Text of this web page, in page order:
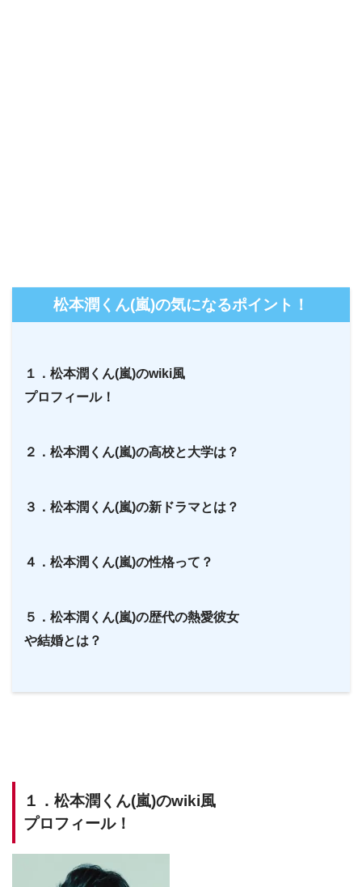
松本潤くん(嵐)の気になるポイント！
１．松本潤くん(嵐)のwiki風
プロフィール！
２．松本潤くん(嵐)の高校と大学は？
３．松本潤くん(嵐)の新ドラマとは？
４．松本潤くん(嵐)の性格って？
５．松本潤くん(嵐)の歴代の熱愛彼女
や結婚とは？
１．松本潤くん(嵐)のwiki風
プロフィール！